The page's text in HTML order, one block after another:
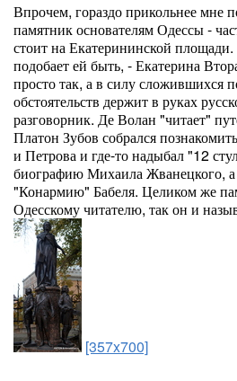
Впрочем, гораздо прикольнее мне
памятник основателям Одессы -
стоит на Екатерининской
подобает ей быть, - Екатерина
просто так, а в силу сложившихся
обстоятельств держит в руках
разговорник. Де Волан "читает"
Платон Зубов собрался
и Петрова и где-то надыбал "12
биографию Михаила Жванецкого,
"Конармию" Бабеля. Целиком же
Одесскому читателю, так он и
[357x700]